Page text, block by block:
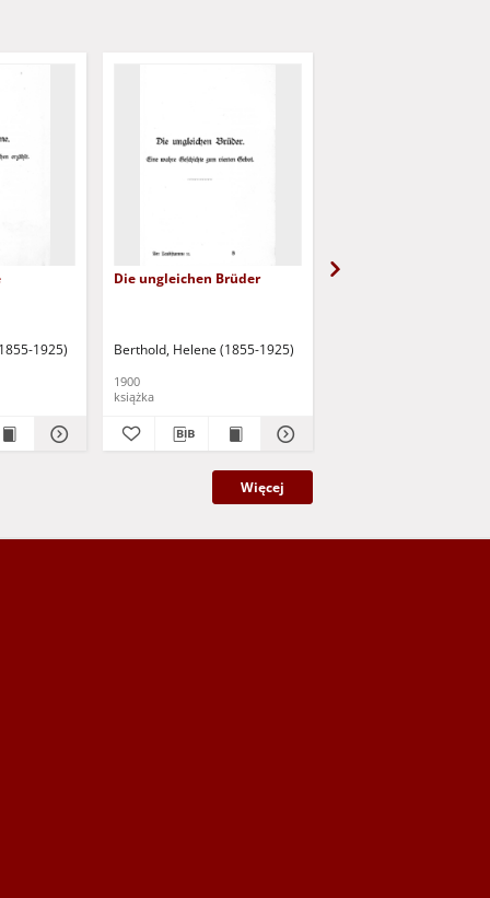
1925)
Die ungleichen Brüder
Berthold, Helene (1855-1925)
1900
książka
Więcej